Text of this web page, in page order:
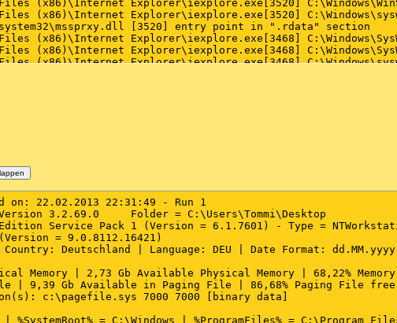
on: 22.02.2013 22:31:49 - Run 1
3.2.69.0     Folder = C:\Users\Tommi\Desktop
Service Pack 1 (Version = 6.1.7601) - Type =
= 9.0.8112.16421)
Deutschland | Language: DEU | Date Format: dd.MM.yyyy
Memory | 2,73 Gb Available Physical Memory | 68,22%
| 9,39 Gb Available in Paging File | 86,68% Paging File free
c:\pagefile.sys 7000 7000 [binary data]
| %SystemRoot% = C:\Windows | %ProgramFiles% = C:\Program